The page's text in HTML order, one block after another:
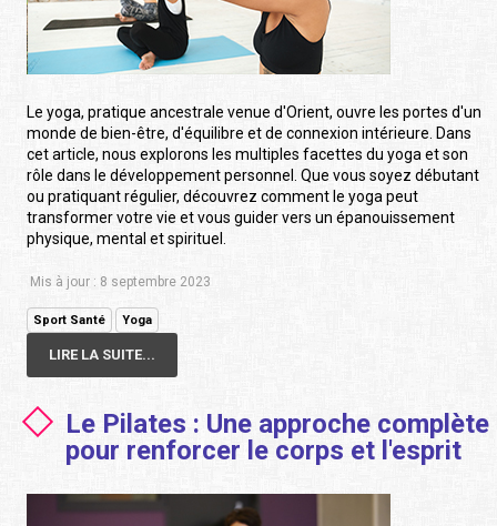
Le yoga, pratique ancestrale venue d'Orient, ouvre les portes d'un
monde de bien-être, d'équilibre et de connexion intérieure. Dans
cet article, nous explorons les multiples facettes du yoga et son
rôle dans le développement personnel. Que vous soyez débutant
ou pratiquant régulier, découvrez comment le yoga peut
transformer votre vie et vous guider vers un épanouissement
physique, mental et spirituel.
Mis à jour : 8 septembre 2023
Sport Santé Yoga
LIRE LA SUITE...
Le Pilates : Une approche complète
pour renforcer le corps et l'esprit